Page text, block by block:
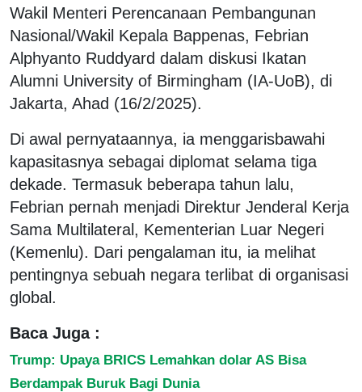
Wakil Menteri Perencanaan Pembangunan
Nasional/Wakil Kepala Bappenas, Febrian
Alphyanto Ruddyard dalam diskusi Ikatan
Alumni University of Birmingham (IA-UoB), di
Jakarta, Ahad (16/2/2025).
Di awal pernyataannya, ia menggarisbawahi
kapasitasnya sebagai diplomat selama tiga
dekade. Termasuk beberapa tahun lalu,
Febrian pernah menjadi Direktur Jenderal Kerja
Sama Multilateral, Kementerian Luar Negeri
(Kemenlu). Dari pengalaman itu, ia melihat
pentingnya sebuah negara terlibat di organisasi
global.
Baca Juga :
Trump: Upaya BRICS Lemahkan dolar AS Bisa
Berdampak Buruk Bagi Dunia